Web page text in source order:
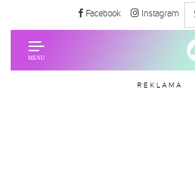
Facebook Instagram
REKLAMA